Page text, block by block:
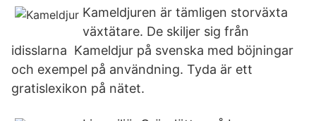
Kameldjuren är tämligen storväxta
växtätare. De skiljer sig från
idisslarna Kameldjur på svenska med böjningar
och exempel på användning. Tyda är ett
gratislexikon på nätet.